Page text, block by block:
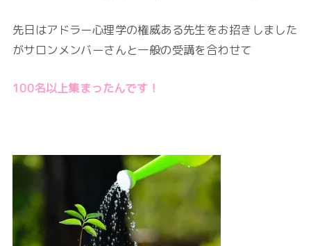
先日はアドラー心理学の権威ある先生をお招きしました
がサロンメンバーさんと一般の受講を合わせて
100名以上集まったんです！